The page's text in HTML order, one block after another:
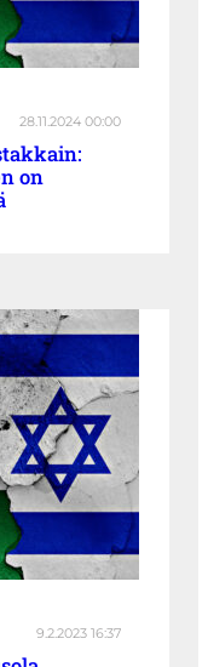
28.11.2024 00:00
on
9.2.2023 16:37